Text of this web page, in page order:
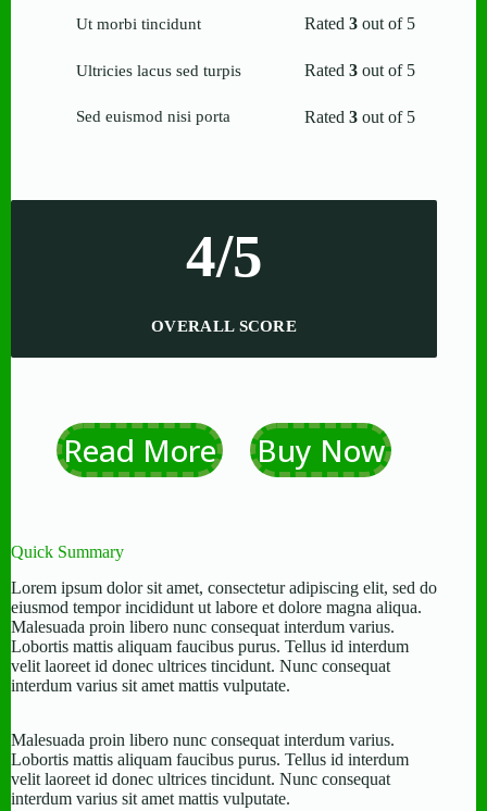
Ut morbi tincidunt Rated3 out of 5
Ultricies lacus sed turpis Rated3 out of 5
Sed euismod nisi porta Rated3 out of 5
4/5
OVERALL SCORE
Read More Buy Now
Quick Summary
Lorem ipsum dolor sit amet, consectetur adipiscing elit, sed do
eiusmod tempor incididunt ut labore et dolore magna aliqua.
Malesuada proin libero nunc consequat interdum varius.
Lobortis mattis aliquam faucibus purus. Tellus id interdum
velit laoreet id donec ultrices tincidunt. Nunc consequat
interdum varius sit amet mattis vulputate.
Malesuada proin libero nunc consequat interdum varius.
Lobortis mattis aliquam faucibus purus. Tellus id interdum
velit laoreet id donec ultrices tincidunt. Nunc consequat
interdum varius sit amet mattis vulputate.